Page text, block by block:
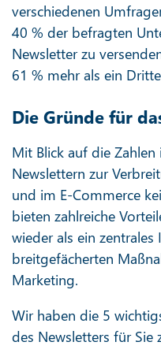
verschiedenen
40 % der befragten
Newsletter zu
61 % mehr als ein
Die Gründe für
Mit Blick auf die Zahlen
Newslettern zur
und im E-Commerce
bieten zahlreiche
wieder als ein
breitgefächerten
Marketing.
Wir haben die 5
des Newsletters für Sie